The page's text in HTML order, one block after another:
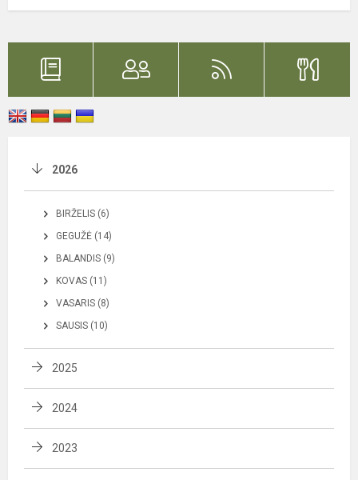
2026
BIRŽELIS (6)
GEGUŽĖ (14)
BALANDIS (9)
KOVAS (11)
VASARIS (8)
SAUSIS (10)
2025
2024
2023